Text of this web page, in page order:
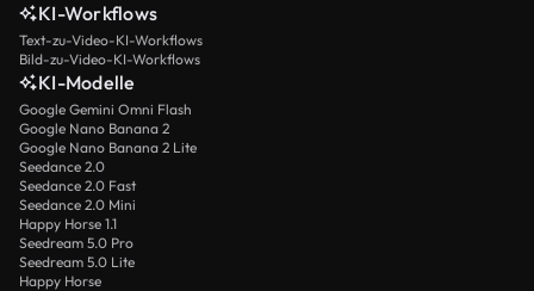
KI-Workflows
Text-zu-Video-KI-Workflows
Bild-zu-Video-KI-Workflows
KI-Modelle
Google Gemini Omni Flash
Google Nano Banana 2
Google Nano Banana 2 Lite
Seedance 2.0
Seedance 2.0 Fast
Seedance 2.0 Mini
Happy Horse 1.1
Seedream 5.0 Pro
Seedream 5.0 Lite
Happy Horse